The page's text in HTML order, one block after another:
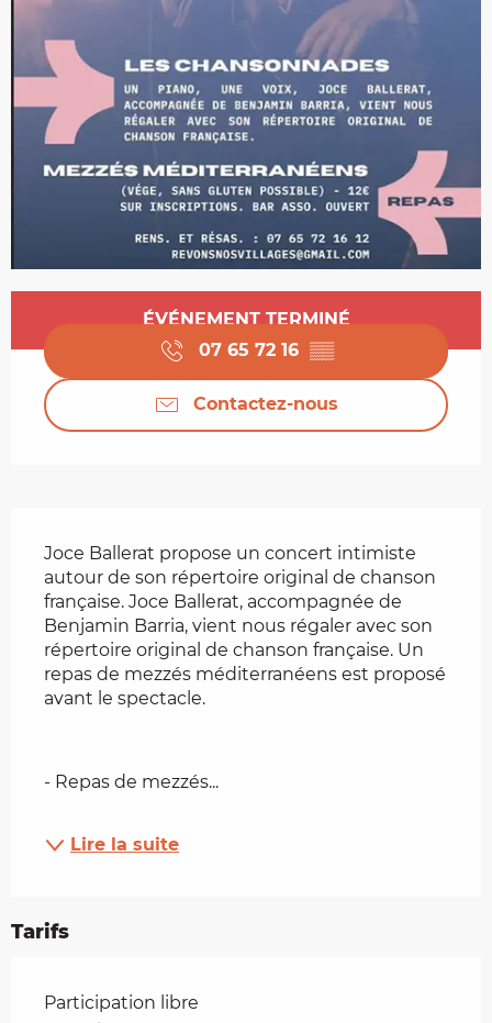
Ouverture et coordonnées
ÉVÉNEMENT TERMINÉ
07 65 72 16 ▒▒
Contactez-nous
Joce Ballerat propose un concert intimiste
autour de son répertoire original de chanson
française. Joce Ballerat, accompagnée de
Benjamin Barria, vient nous régaler avec son
répertoire original de chanson française. Un
repas de mezzés méditerranéens est proposé
avant le spectacle.
- Repas de mezzés...
Lire la suite
Tarifs
Tarifs 2026
Participation libre